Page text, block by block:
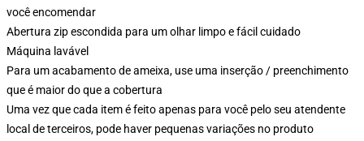
você encomendar
Abertura zip escondida para um olhar limpo e fácil cuidado
Máquina lavável
Para um acabamento de ameixa, use uma inserção / preenchimento
que é maior do que a cobertura
Uma vez que cada item é feito apenas para você pelo seu atendente
local de terceiros, pode haver pequenas variações no produto